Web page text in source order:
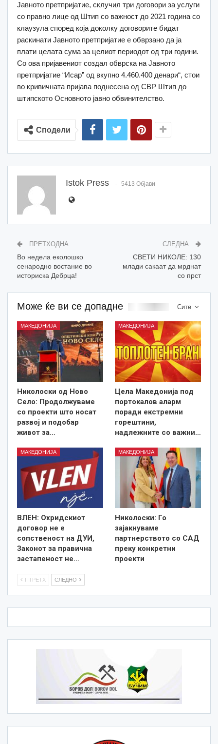
Јавното претпријатие, склучил три договори за услуги
со правно лице од Штип со важност до 2021 година со
клаузула според која доколку договорите бидат
раскинати Јавното претпријатие е обврзано да ја
плати целата сума за целиот периодот од три години.
Со ова пријавениот создал обврска на Јавното
претпријатие “Исар” од вкупно 4.460.400 денари“, стои
во кривичната пријава поднесена од СВР Штип до
штипското Основното јавно обвинителство.
Сподели
Istok Press 5413 Објави
ПРЕТХОДНА
Во недела еколошко
сенародно востание во
историска Дебрца!
СЛЕДНА
СВЕТИ НИКОЛЕ: 130
млади сакаат да мрднат
со прст
Сите
Може ќе ви се допадне
МАКЕДОНИЈА
Николоски од Ново
Село: Продолжуваме
со проекти што носат
развој и подобар
живот за…
МАКЕДОНИЈА
Цела Македонија под
портокалов аларм
поради екстремни
горештини,
надлежните со важни…
МАКЕДОНИЈА
ВЛЕН: Охридскиот
договор не е
сопственост на ДУИ,
Законот за правична
застапеност не…
МАКЕДОНИЈА
Николоски: Го
зајакнуваме
партнерството со САД
преку конкретни
проекти
ПТРЕТХ СЛЕДНО